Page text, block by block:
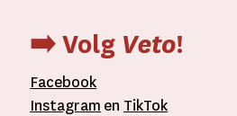
➡️ Volg Veto!
Facebook
Instagram en TikTok